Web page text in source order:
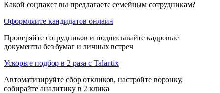
Какой соцпакет вы предлагаете семейным сотрудникам?
Оформляйте кандидатов онлайн
Проверяйте сотрудников и подписывайте кадровые
документы без бумаг и личных встреч
Ускорьте подбор в 2 раза с Talantix
Автоматизируйте сбор откликов, настройте воронку,
собирайте аналитику в 2 клика